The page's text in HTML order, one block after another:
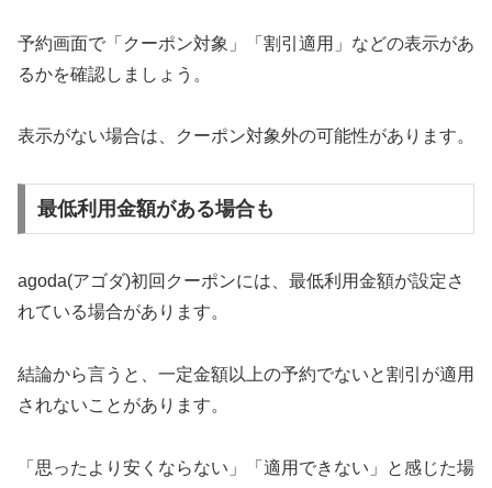
予約画面で「クーポン対象」「割引適用」などの表示があ
るかを確認しましょう。
表示がない場合は、クーポン対象外の可能性があります。
最低利用金額がある場合も
agoda(アゴダ)初回クーポンには、最低利用金額が設定さ
れている場合があります。
結論から言うと、一定金額以上の予約でないと割引が適用
されないことがあります。
「思ったより安くならない」「適用できない」と感じた場